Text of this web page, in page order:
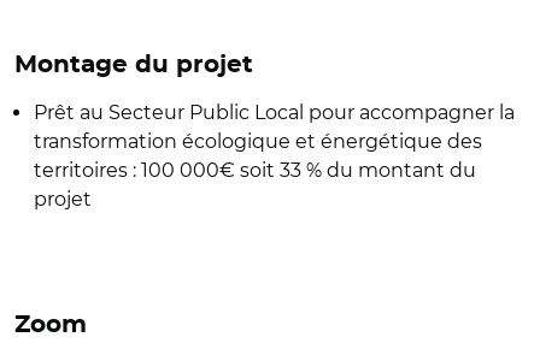
Montage du projet
Prêt au Secteur Public Local pour accompagner la
transformation écologique et énergétique des
territoires : 100 000€ soit 33 % du montant du
projet
Zoom